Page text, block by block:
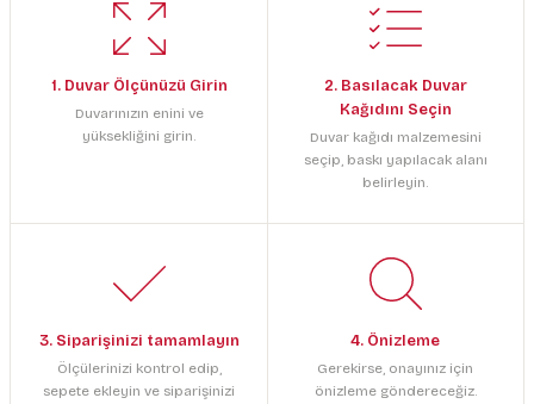
1. Duvar Ölçünüzü Girin
Duvarınızın enini ve
yüksekliğini girin.
2. Basılacak Duvar
Kağıdını Seçin
Duvar kağıdı malzemesini
seçip, baskı yapılacak alanı
belirleyin.
3. Siparişinizi tamamlayın
Ölçülerinizi kontrol edip,
sepete ekleyin ve siparişinizi
4. Önizleme
Gerekirse, onayınız için
önizleme göndereceğiz.